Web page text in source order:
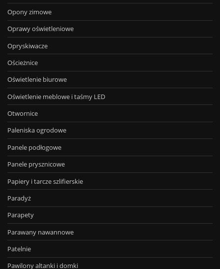
Opony zimowe
Oprawy oświetleniowe
Opryskiwacze
Ościeżnice
Oświetlenie biurowe
Oświetlenie meblowe i taśmy LED
Otwornice
Paleniska ogrodowe
Panele podłogowe
Panele prysznicowe
Papiery i tarcze szlifierskie
Paradyż
Parapety
Parawany nawannowe
Patelnie
Pawilony altanki i domki